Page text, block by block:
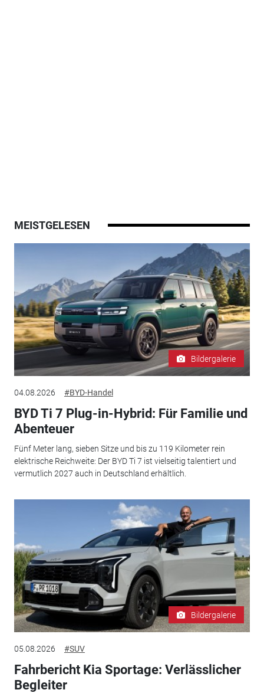
MEISTGELESEN
Bildergalerie
04.08.2026 #BYD-Handel
BYD Ti 7 Plug-in-Hybrid: Für Familie und
Abenteuer
Fünf Meter lang, sieben Sitze und bis zu 119 Kilometer rein
elektrische Reichweite: Der BYD Ti 7 ist vielseitig talentiert und
vermutlich 2027 auch in Deutschland erhältlich.
Bildergalerie
05.08.2026 #SUV
Fahrbericht Kia Sportage: Verlässlicher
Begleiter